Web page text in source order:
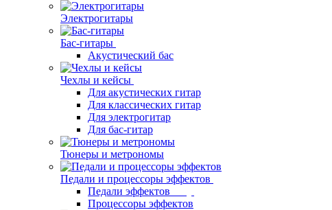
Электрогитары
Бас-гитары
Акустический бас
Чехлы и кейсы
Для акустических гитар
Для классических гитар
Для электрогитар
Для бас-гитар
Тюнеры и метрономы
Педали и процессоры эффектов
Педали эффектов
Процессоры эффектов